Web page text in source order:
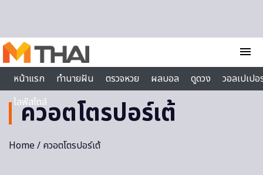
menu
หน้าแรก
ทำนายฝัน ตรวจหวย ผลบอล ดูดวง
วอลเปเป
ไลฟ์สไตล์
ควอตโตรปอร์เต้
Home/ ควอตโตรปอร์เต้